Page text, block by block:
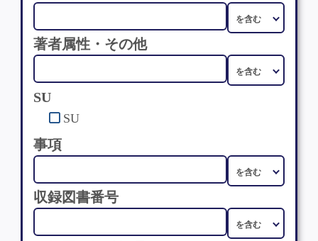
著者属性・その他
SU
SU
事項
収録図書番号